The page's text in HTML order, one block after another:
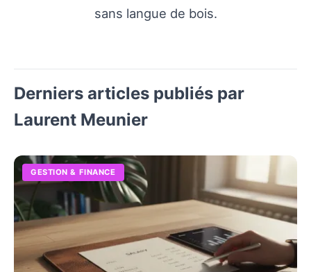
sans langue de bois.
Derniers articles publiés par
Laurent Meunier
GESTION & FINANCE